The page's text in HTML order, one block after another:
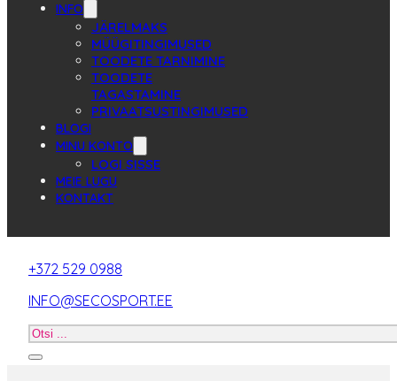
INFO
JÄRELMAKS
MÜÜGITINGIMUSED
TOODETE TARNIMINE
TOODETE
TAGASTAMINE
PRIVAATSUSTINGIMUSED
BLOGI
MINU KONTO
LOGI SISSE
MEIE LUGU
KONTAKT
+372 529 0988
INFO@SECOSPORT.EE
Otsi